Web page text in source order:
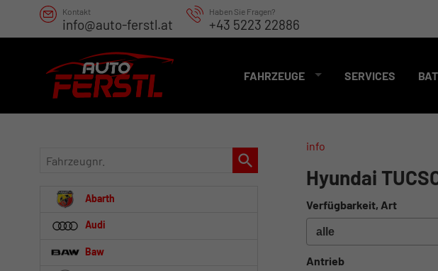
Kontakt
info@auto-ferstl.at
Haben Sie Fragen?
+43 5223 22886
FAHRZEUGE SERVICES
info
Hyundai
Verfügbarkeit, Art
Antrieb
Fahrzeugnr.
Abarth
Audi
Baw